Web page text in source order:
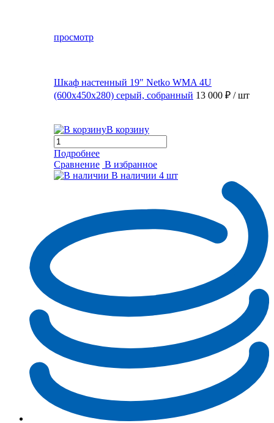
просмотр
Шкаф настенный 19″ Netko WMA 4U
(600x450x280) серый, собранный 13 000 ₽ / шт
В корзину
Подробнее
Сравнение В избранное
В наличии 4 шт